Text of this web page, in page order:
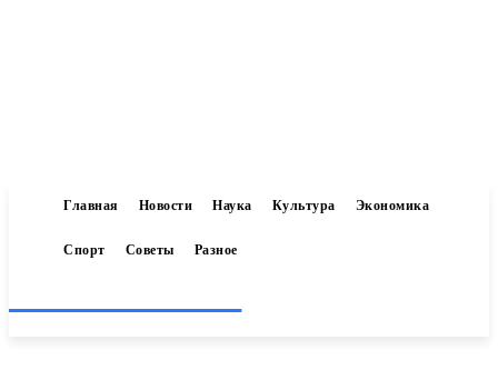
Главная Новости Наука Культура Экономика
Спорт Советы Разное